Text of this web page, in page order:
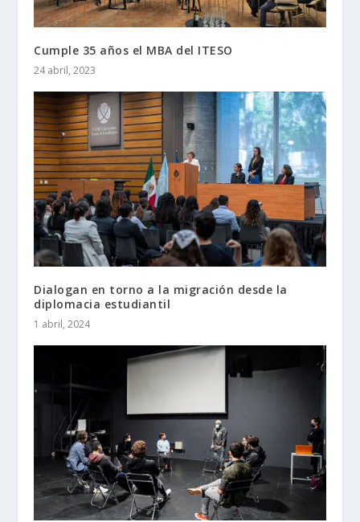
Cumple 35 años el MBA del ITESO
24 abril, 2023
Dialogan en torno a la migración desde la
diplomacia estudiantil
1 abril, 2024